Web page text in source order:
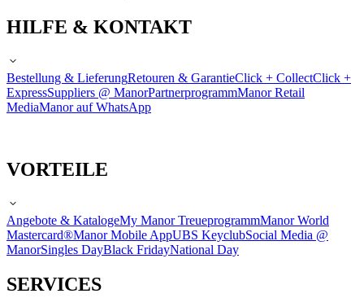
HILFE & KONTAKT
Bestellung & LieferungRetouren & GarantieClick + CollectClick +
ExpressSuppliers @ ManorPartnerprogrammManor Retail
MediaManor auf WhatsApp
VORTEILE
Angebote & KatalogeMy Manor TreueprogrammManor World
Mastercard®Manor Mobile AppUBS KeyclubSocial Media @
ManorSingles DayBlack FridayNational Day
SERVICES